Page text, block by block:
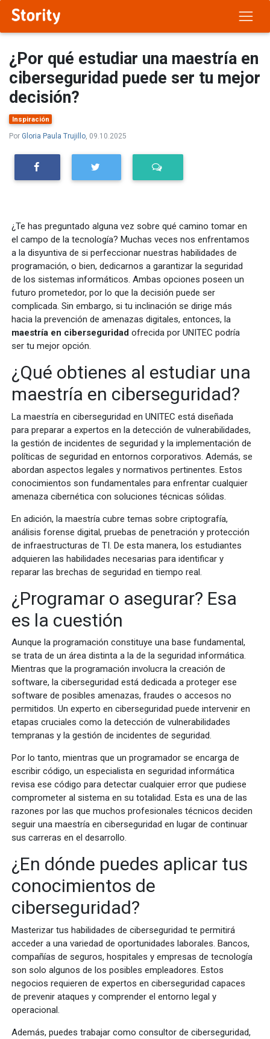
¿Por qué estudiar una maestría en
ciberseguridad puede ser tu mejor
decisión?
Inspiración
Por Gloria Paula Trujillo , 09.10.2025
¿Te has preguntado alguna vez sobre qué camino tomar en
el campo de la tecnología? Muchas veces nos enfrentamos
a la disyuntiva de si perfeccionar nuestras habilidades de
programación, o bien, dedicarnos a garantizar la seguridad
de los sistemas informáticos. Ambas opciones poseen un
futuro prometedor, por lo que la decisión puede ser
complicada. Sin embargo, si tu inclinación se dirige más
hacia la prevención de amenazas digitales, entonces, la
maestría en ciberseguridad ofrecida por UNITEC podría
ser tu mejor opción.
¿Qué obtienes al estudiar una
maestría en ciberseguridad?
La maestría en ciberseguridad en UNITEC está diseñada
para preparar a expertos en la detección de vulnerabilidades,
la gestión de incidentes de seguridad y la implementación de
políticas de seguridad en entornos corporativos. Además, se
abordan aspectos legales y normativos pertinentes. Estos
conocimientos son fundamentales para enfrentar cualquier
amenaza cibernética con soluciones técnicas sólidas.
En adición, la maestría cubre temas sobre criptografía,
análisis forense digital, pruebas de penetración y protección
de infraestructuras de TI. De esta manera, los estudiantes
adquieren las habilidades necesarias para identificar y
reparar las brechas de seguridad en tiempo real.
¿Programar o asegurar? Esa
es la cuestión
Aunque la programación constituye una base fundamental,
se trata de un área distinta a la de la seguridad informática.
Mientras que la programación involucra la creación de
software, la ciberseguridad está dedicada a proteger ese
software de posibles amenazas, fraudes o accesos no
permitidos. Un experto en ciberseguridad puede intervenir en
etapas cruciales como la detección de vulnerabilidades
tempranas y la gestión de incidentes de seguridad.
Por lo tanto, mientras que un programador se encarga de
escribir código, un especialista en seguridad informática
revisa ese código para detectar cualquier error que pudiese
comprometer al sistema en su totalidad. Esta es una de las
razones por las que muchos profesionales técnicos deciden
seguir una maestría en ciberseguridad en lugar de continuar
sus carreras en el desarrollo.
¿En dónde puedes aplicar tus
conocimientos de
ciberseguridad?
Masterizar tus habilidades de ciberseguridad te permitirá
acceder a una variedad de oportunidades laborales. Bancos,
compañías de seguros, hospitales y empresas de tecnología
son solo algunos de los posibles empleadores. Estos
negocios requieren de expertos en ciberseguridad capaces
de prevenir ataques y comprender el entorno legal y
operacional.
Además, puedes trabajar como consultor de ciberseguridad,